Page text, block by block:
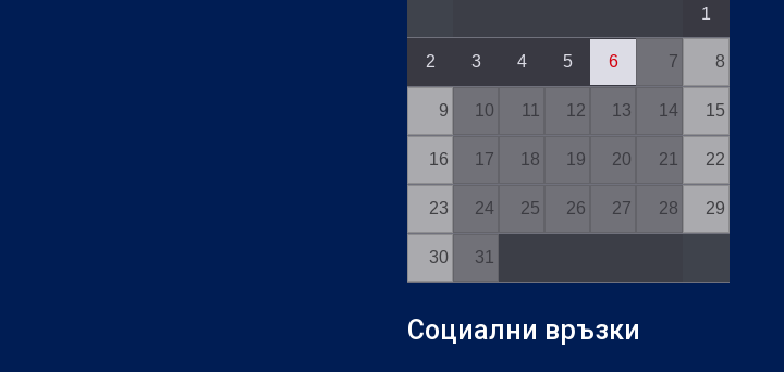
1
2 3 4 5 6 7 8
9 10 11 12 13 14 15
16 17 18 19 20 21 22
23 24 25 26 27 28 29
30 31
Социални връзки